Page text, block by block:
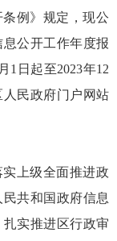
例》规定，现公
公开工作年度报
1日起至2023年12
人民政府门户网站
上级全面推进政
共和国政府信息
实推进区行政审